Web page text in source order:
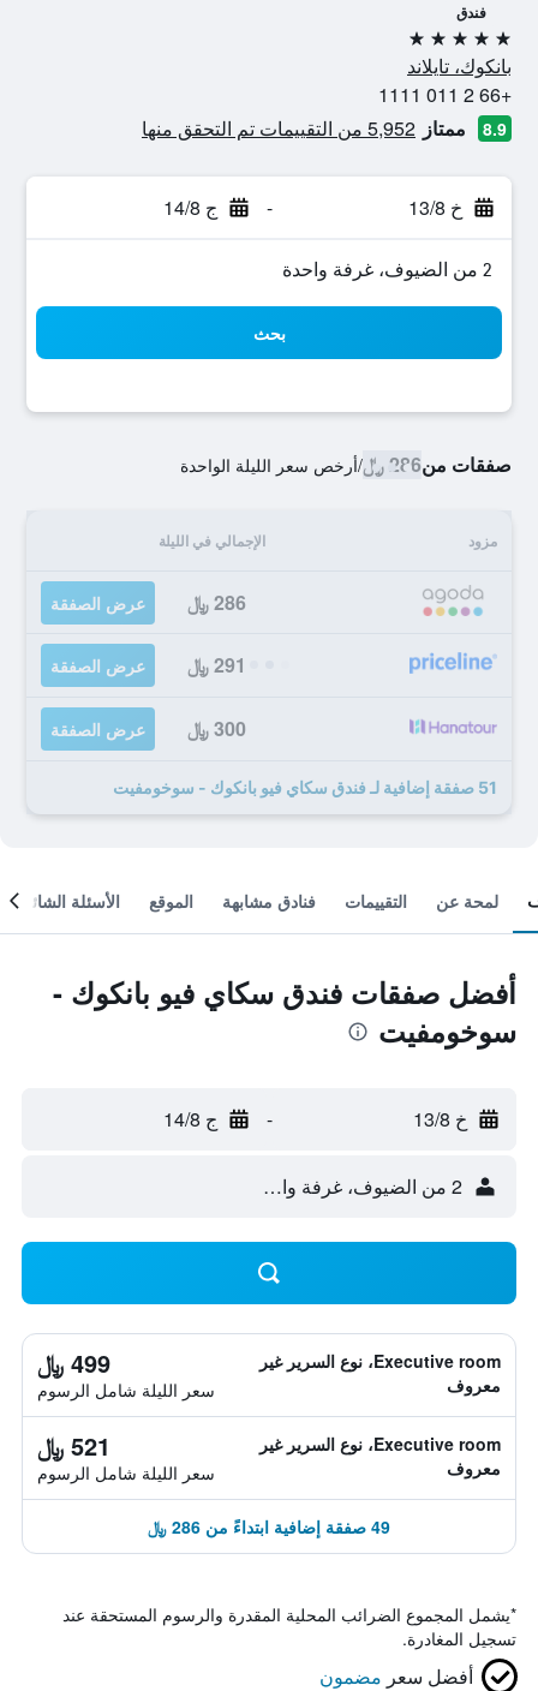
فندق
5 نجوم
بانكوك، تايلاند
+66 2 011 1111
8.9 ممتاز 5,952 من التقييمات تم التحقق منها
خ 13/8 - ج 14/8
2 من الضيوف، غرفة واحدة
بحث
صفقات من286 ﷼ /أرخص سعر الليلة الواحدة
مزود الإجمالي في الليلة
286 ﷼ عرض الصفقة
291 ﷼ عرض الصفقة
300 ﷼ عرض الصفقة
51 صفقة إضافية لـ فندق سكاي فيو بانكوك - سوخومفيت
لمحة عن التقييمات فنادق مشابهة الموقع الأسئلة الشائعة
أفضل صفقات فندق سكاي فيو بانكوك -
سوخومفيت
خ 13/8 - ج 14/8
2 من الضيوف، غرفة واحدة
Executive room، نوع السرير غير
معروف
499 ﷼
سعر الليلة شامل الرسوم
Executive room، نوع السرير غير
معروف
521 ﷼
سعر الليلة شامل الرسوم
49 صفقة إضافية ابتداءً من 286 ﷼
*يشمل المجموع الضرائب المحلية المقدرة والرسوم المستحقة عند
تسجيل المغادرة.
أفضل سعر مضمون